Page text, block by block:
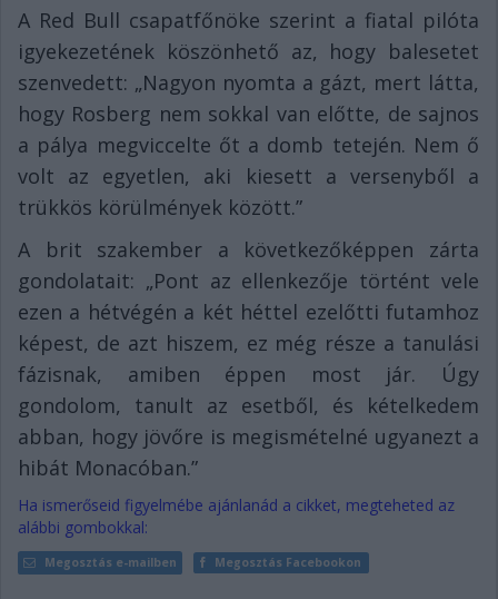
A Red Bull csapatfőnöke szerint a fiatal pilóta
igyekezetének köszönhető az, hogy balesetet
szenvedett: „Nagyon nyomta a gázt, mert látta,
hogy Rosberg nem sokkal van előtte, de sajnos
a pálya megviccelte őt a domb tetején. Nem ő
volt az egyetlen, aki kiesett a versenyből a
trükkös körülmények között.”
A brit szakember a következőképpen zárta
gondolatait: „Pont az ellenkezője történt vele
ezen a hétvégén a két héttel ezelőtti futamhoz
képest, de azt hiszem, ez még része a tanulási
fázisnak, amiben éppen most jár. Úgy
gondolom, tanult az esetből, és kételkedem
abban, hogy jövőre is megismételné ugyanezt a
hibát Monacóban.”
Ha ismerőseid figyelmébe ajánlanád a cikket, megteheted az
alábbi gombokkal:
Megosztás e-mailben Megosztás Facebookon